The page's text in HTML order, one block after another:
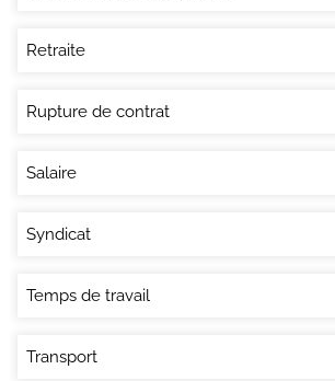
Retraite
Rupture de contrat
Salaire
Syndicat
Temps de travail
Transport